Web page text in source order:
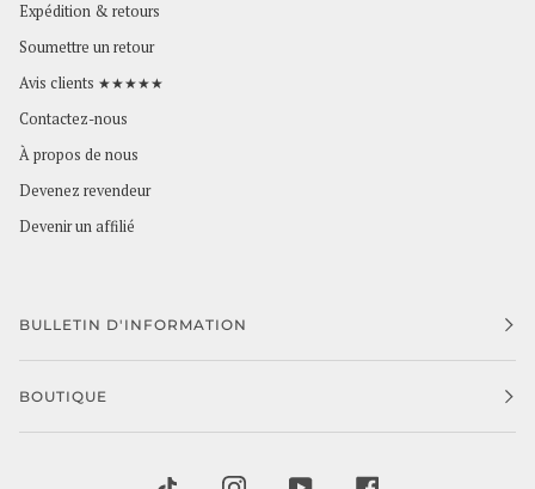
Expédition & retours
Soumettre un retour
Avis clients ★★★★★
Contactez-nous
À propos de nous
Devenez revendeur
Devenir un affilié
BULLETIN D'INFORMATION
BOUTIQUE
TIKTOK INSTAGRAMYOUTUBE